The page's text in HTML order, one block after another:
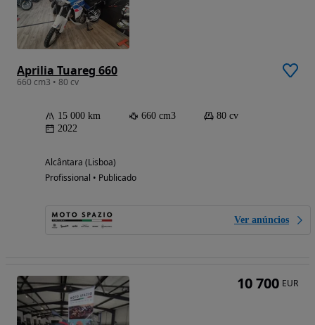
Aprilia Tuareg 660
660 cm3 • 80 cv
15 000 km 660 cm3
80 cv
2022
Alcântara (Lisboa)
Profissional • Publicado
Ver anúncios
10 700 EUR